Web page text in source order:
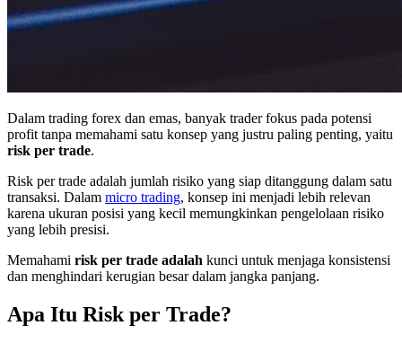
Dalam trading forex dan emas, banyak trader fokus pada potensi
profit tanpa memahami satu konsep yang justru paling penting, yaitu
risk per trade.
Risk per trade adalah jumlah risiko yang siap ditanggung dalam satu
transaksi. Dalam micro trading, konsep ini menjadi lebih relevan
karena ukuran posisi yang kecil memungkinkan pengelolaan risiko
yang lebih presisi.
Memahami risk per trade adalah kunci untuk menjaga konsistensi
dan menghindari kerugian besar dalam jangka panjang.
Apa Itu Risk per Trade?